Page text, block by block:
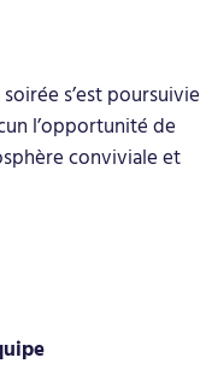
s’est poursuivie
l’opportunité de
conviviale et